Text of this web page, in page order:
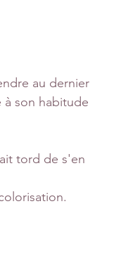
Créative
au dernier
son habitude
tord de s'en